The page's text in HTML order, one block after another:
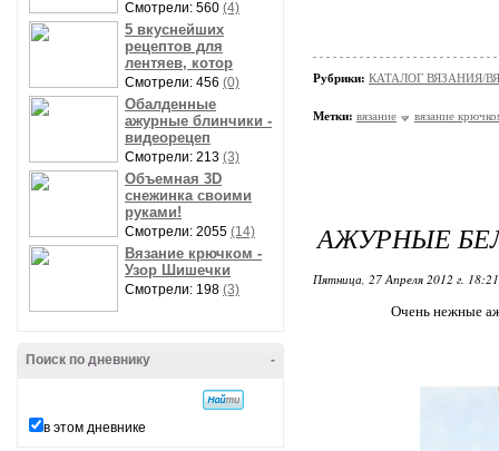
Смотрели: 560 (4)
5 вкуснейших
рецептов для
лентяев, котор
Смотрели: 456 (0)
Обалденные
ажурные блинчики -
видеорецеп
Смотрели: 213 (3)
Объемная 3D
снежинка своими
руками!
Смотрели: 2055 (14)
Вязание крючком -
Узор Шишечки
Смотрели: 198 (3)
-
Поиск по дневнику
в этом дневнике
Рубрики: КАТАЛОГ ВЯЗАНИЯ/
Метки: вязание вязание
АЖУРНЫЕ
Пятница, 27 Апреля 2012 г.
Очень нежные